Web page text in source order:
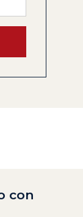
con